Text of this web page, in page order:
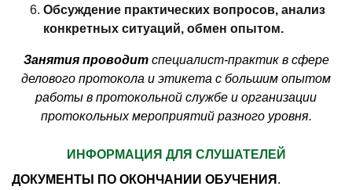
Обсуждение практических вопросов, анализ
конкретных ситуаций, обмен опытом.
Занятия проводит специалист-практик в сфере
делового протокола и этикета с большим опытом
работы в протокольной службе и организации
протокольных мероприятий разного уровня.
ИНФОРМАЦИЯ ДЛЯ СЛУШАТЕЛЕЙ
ДОКУМЕНТЫ ПО ОКОНЧАНИИ ОБУЧЕНИЯ .